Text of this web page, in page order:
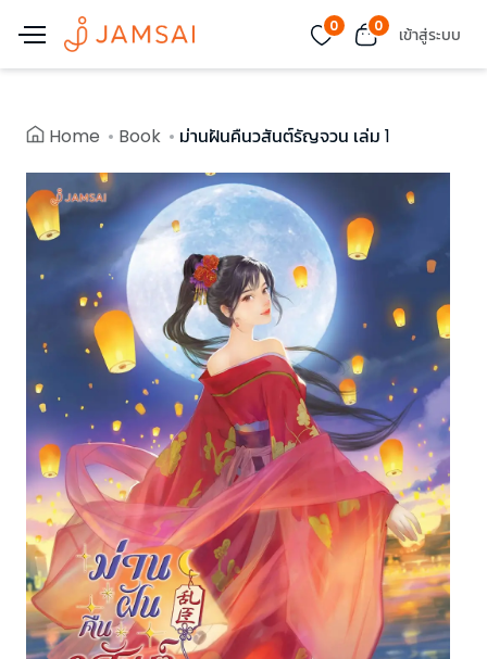
0 0 เข้าสู่ระบบ
Home Book ม่านฝันคืนวสันต์รัญจวน เล่ม 1